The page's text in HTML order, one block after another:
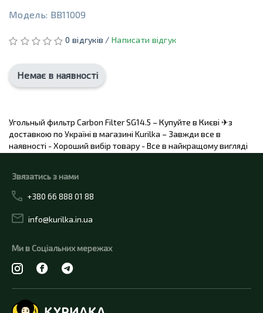
Модель: BB11009
0 відгуків /Написати відгук
Немає в наявності
Угольный фильтр Carbon Filter SG14.5 – Купуйте в Києві ✈з
доставкою по Україні в магазині Kurilka – Завжди все в
наявності - Хороший вибір товару - Все в найкращому вигляді
Звязатись з нами
+380 66 888 01 88
info@kurilka.in.ua
Ми в Соціальних мережах